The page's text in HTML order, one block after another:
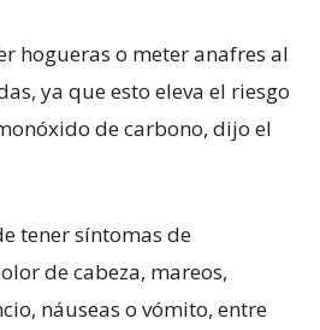
hogueras o meter anafres al
ya que esto eleva el riesgo
de carbono, dijo el
tener síntomas de
de cabeza, mareos,
náuseas o vómito, entre